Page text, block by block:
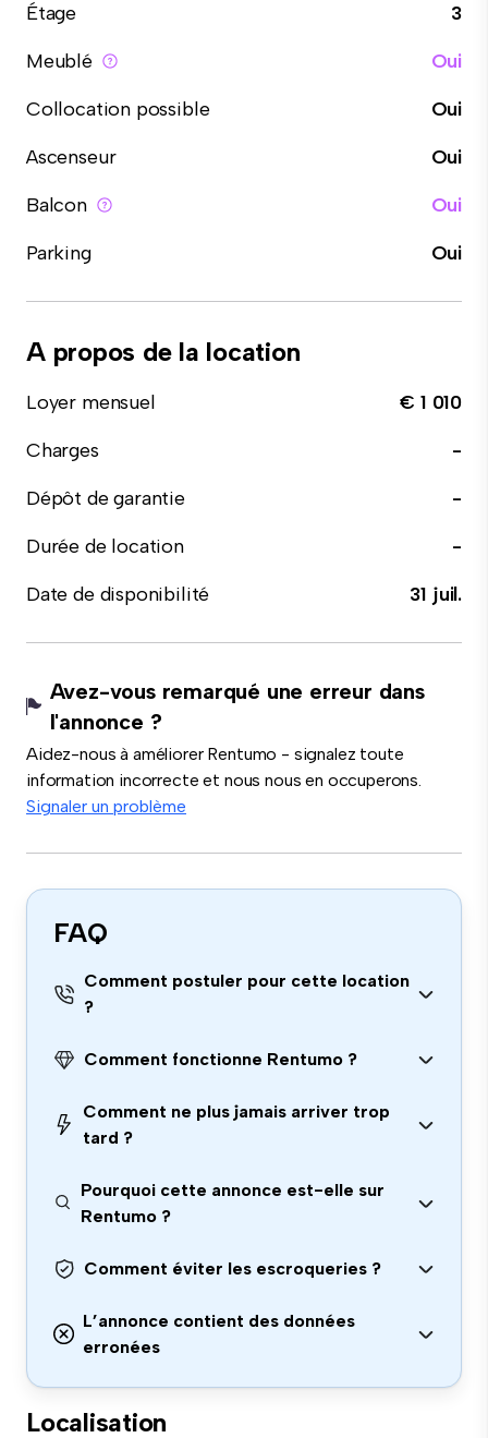
Étage
3
Meublé
Oui
Collocation possible
Oui
Ascenseur
Oui
Balcon
Oui
Parking
Oui
A propos de la location
Loyer mensuel
€ 1 010
Charges
-
Dépôt de garantie
-
Durée de location
-
Date de disponibilité
31 juil.
Avez-vous remarqué une erreur dans
l'annonce ?
Aidez-nous à améliorer Rentumo - signalez toute
information incorrecte et nous nous en occuperons.
Signaler un problème
FAQ
Comment postuler pour cette location
?
Comment fonctionne Rentumo ?
Comment ne plus jamais arriver trop
tard ?
Pourquoi cette annonce est-elle sur
Rentumo ?
Comment éviter les escroqueries ?
L’annonce contient des données
erronées
Localisation